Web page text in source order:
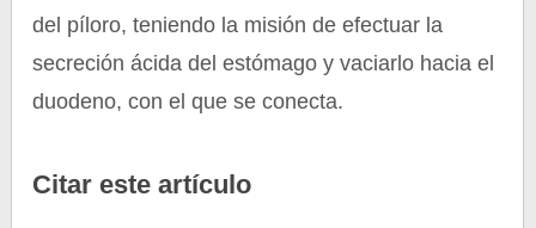
del píloro, teniendo la misión de efectuar la
secreción ácida del estómago y vaciarlo hacia el
duodeno, con el que se conecta.
Citar este artículo